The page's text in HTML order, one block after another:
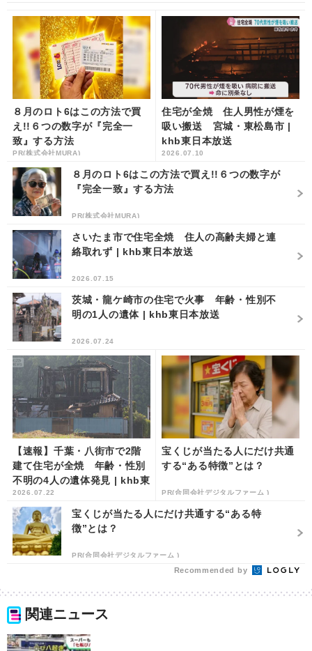
８月のロト6はこの方法で買
え!!６つの数字が『完全一
致』する方法
PR(株式会社MURA)
住宅が全焼 住人男性が煙を
吸い搬送 宮城・東松島市 |
khb東日本放送
2026.07.10
８月のロト6はこの方法で買え!!６つの数字が
『完全一致』する方法
PR(株式会社MURA)
さいたま市で住宅全焼 住人の高齢夫婦と連
絡取れず | khb東日本放送
2026.07.15
茨城・龍ケ崎市の住宅で火事 年齢・性別不
明の1人の遺体 | khb東日本放送
2026.07.24
【速報】千葉・八街市で2階
建て住宅が全焼 年齢・性別
不明の4人の遺体発見 | khb東
日本放送
2026.07.22
宝くじが当たる人にだけ共通
する“ある特徴”とは？
PR(合同会社デジタルファーム )
宝くじが当たる人にだけ共通する“ある特
徴”とは？
PR(合同会社デジタルファーム )
Recommended by
関連ニュース